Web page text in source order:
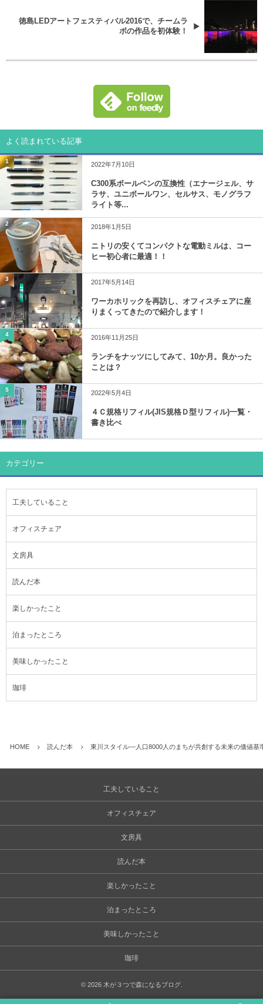
徳島LEDアートフェスティバル2016で、チームラ
ボの作品を初体験！
よく読まれている記事
1 2022年7月10日
C300系ボールペンの互換性（エナージェル、サ
ラサ、ユニボールワン、セルサス、モノグラフ
ライト等...
2 2018年1月5日
ニトリの安くてコンパクトな電動ミルは、コー
ヒー初心者に最適！！
3 2017年5月14日
ワーカホリックを再訪し、オフィスチェアに座
りまくってきたので紹介します！
4 2016年11月25日
ランチをナッツにしてみて、10か月。良かった
ことは？
5 2022年5月4日
４Ｃ規格リフィル(JIS規格Ｄ型リフィル)一覧・
書き比べ
カテゴリー
工夫していること
オフィスチェア
文房具
読んだ本
楽しかったこと
泊まったところ
美味しかったこと
珈琲
HOME 読んだ本 東川スタイル―人口8000人のまちが共創する未来の価値
工夫していること
オフィスチェア
文房具
読んだ本
楽しかったこと
泊まったところ
美味しかったこと
珈琲
© 2026 木が３つで森になるブログ.